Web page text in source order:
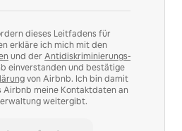
dieses Leitfadens für
erkläre ich mich mit den
und der Antidiskriminierungs-
einverstanden und bestätige
von Airbnb. Ich bin damit
Airbnb meine Kontaktdaten an
weitergibt.